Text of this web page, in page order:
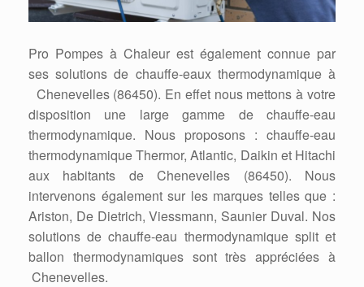
Pro Pompes à Chaleur est également connue par
ses solutions de chauffe-eaux thermodynamique à
Chenevelles (86450). En effet nous mettons à votre
disposition une large gamme de chauffe-eau
thermodynamique. Nous proposons : chauffe-eau
thermodynamique Thermor, Atlantic, Daikin et Hitachi
aux habitants de Chenevelles (86450). Nous
intervenons également sur les marques telles que :
Ariston, De Dietrich, Viessmann, Saunier Duval. Nos
solutions de chauffe-eau thermodynamique split et
ballon thermodynamiques sont très appréciées à
Chenevelles.